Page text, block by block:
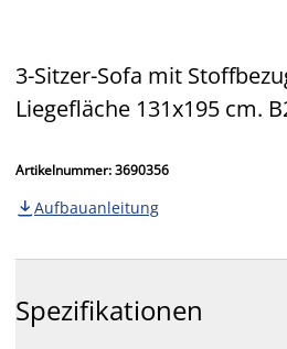
3-Sitzer-Sofa mit
Liegefläche 131x195 cm.
Artikelnummer: 3690356
 Aufbauanleitung
Spezifikationen